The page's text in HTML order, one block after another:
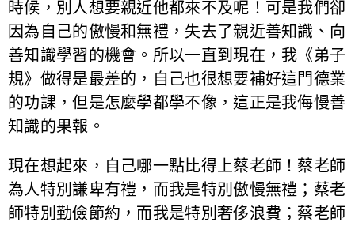
時候，別人想要親近他都來不及呢！可是我們卻
因為自己的傲慢和無禮，失去了親近善知識、向
善知識學習的機會。所以一直到現在，我《弟子
規》做得是最差的，自己也很想要補好這門德業
的功課，但是怎麼學都學不像，這正是我侮慢善
知識的果報。
現在想起來，自己哪一點比得上蔡老師！蔡老師
為人特別謙卑有禮，而我是特別傲慢無禮；蔡老
師特別勤儉節約，而我是特別奢侈浪費；蔡老師